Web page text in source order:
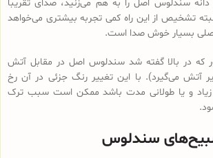
سندلوس اصل را به هم می‌زنید، صدای تقریبا
تشخیص از این راه کمی تجربه بیشتری می‌خواهد
بسیار خوش صدا است.
که در بالا گفته شد سندلوس اصل در مقابل آتش
آتش می‌گیرد). با این تغییر رنگ جزئی در آن رخ
زیاد و یا طولانی مدت باشد ممکن است سبب ترک
سندلوس